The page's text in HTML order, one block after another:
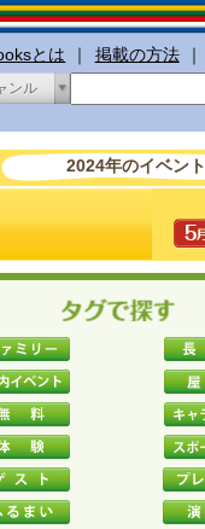
とは ｜ 掲載の方法 ｜
ンル
2024年のイベント